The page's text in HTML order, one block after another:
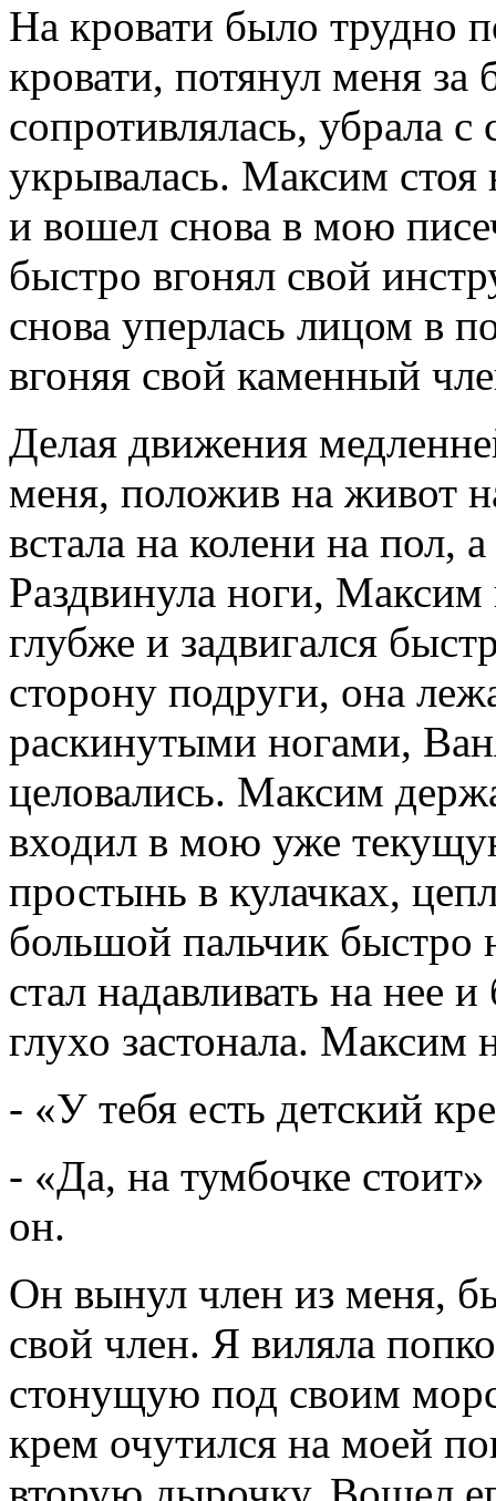
На кровати было трудно
кровати, потянул меня за
сопротивлялась, убрала
укрывалась. Максим стоя
и вошел снова в мою
быстро вгонял свой
снова уперлась лицом в
вгоняя свой каменный
Делая движения
меня, положив на живот
встала на колени на пол,
Раздвинула ноги,
глубже и задвигался
сторону подруги, она
раскинутыми ногами,
целовались. Максим
входил в мою уже
простынь в кулачках,
большой пальчик
стал надавливать на нее
глухо застонала. Максим
- «У тебя есть детский
- «Да, на тумбочке
он.
Он вынул член из меня,
свой член. Я виляла
стонущую под своим
крем очутился на моей